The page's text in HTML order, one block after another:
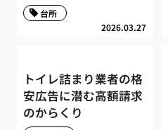
2026.03.27
台所
トイレ詰まり業者の格
安広告に潜む高額請求
のからくり